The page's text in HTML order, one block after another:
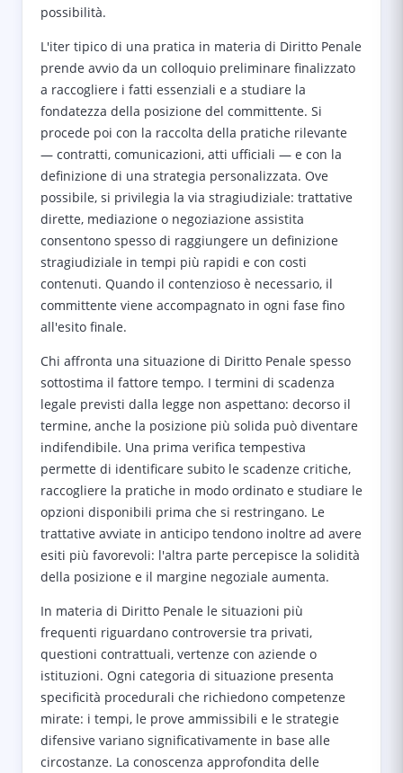
possibilità.
L'iter tipico di una pratica in materia di Diritto Penale
prende avvio da un colloquio preliminare finalizzato
a raccogliere i fatti essenziali e a studiare la
fondatezza della posizione del committente. Si
procede poi con la raccolta della pratiche rilevante
— contratti, comunicazioni, atti ufficiali — e con la
definizione di una strategia personalizzata. Ove
possibile, si privilegia la via stragiudiziale: trattative
dirette, mediazione o negoziazione assistita
consentono spesso di raggiungere un definizione
stragiudiziale in tempi più rapidi e con costi
contenuti. Quando il contenzioso è necessario, il
committente viene accompagnato in ogni fase fino
all'esito finale.
Chi affronta una situazione di Diritto Penale spesso
sottostima il fattore tempo. I termini di scadenza
legale previsti dalla legge non aspettano: decorso il
termine, anche la posizione più solida può diventare
indifendibile. Una prima verifica tempestiva
permette di identificare subito le scadenze critiche,
raccogliere la pratiche in modo ordinato e studiare le
opzioni disponibili prima che si restringano. Le
trattative avviate in anticipo tendono inoltre ad avere
esiti più favorevoli: l'altra parte percepisce la solidità
della posizione e il margine negoziale aumenta.
In materia di Diritto Penale le situazioni più
frequenti riguardano controversie tra privati,
questioni contrattuali, vertenze con aziende o
istituzioni. Ogni categoria di situazione presenta
specificità procedurali che richiedono competenze
mirate: i tempi, le prove ammissibili e le strategie
difensive variano significativamente in base alle
circostanze. La conoscenza approfondita delle